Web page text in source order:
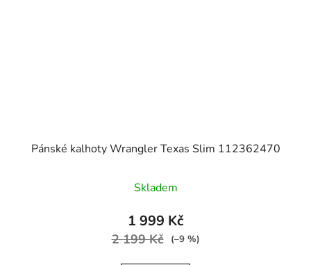
Pánské kalhoty Wrangler Texas Slim 112362470
Skladem
1 999 Kč
2 199 Kč (–9 %)